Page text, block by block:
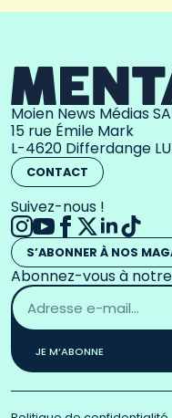
Moien News Médias
15 rue Émile Mark
L-4620 Differdange
CONTACT
Suivez-nous !
S’ABONNER À NOS
Abonnez-vous à
Adresse
email
*
JE M’ABONNE